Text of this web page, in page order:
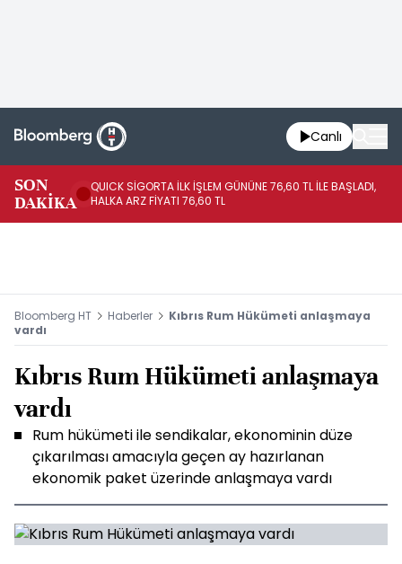
Canlı
SON
DAKİKA
QUICK SİGORTA İLK İŞLEM GÜNÜNE 76,60 TL İLE BAŞLADI,
HALKA ARZ FİYATI 76,60 TL
Bloomberg HT Haberler
Kıbrıs Rum Hükümeti anlaşmaya
vardı
Kıbrıs Rum Hükümeti anlaşmaya
vardı
Rum hükümeti ile sendikalar, ekonominin düze
çıkarılması amacıyla geçen ay hazırlanan
ekonomik paket üzerinde anlaşmaya vardı